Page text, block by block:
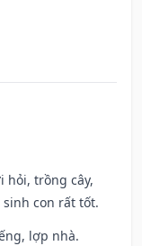
hỏi, trồng cây,
con rất tốt.
lợp nhà.